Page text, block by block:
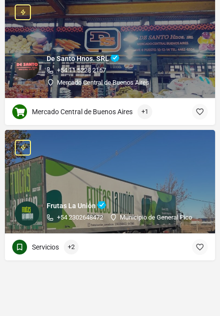
De Santo Hnos. SRL
+54 11 5228 2167
Mercado Central de Buenos Aires
Mercado Central de Buenos Aires +1
Frutas La Unión
+54 2302648472 Municipio de General Pico
Servicios +2